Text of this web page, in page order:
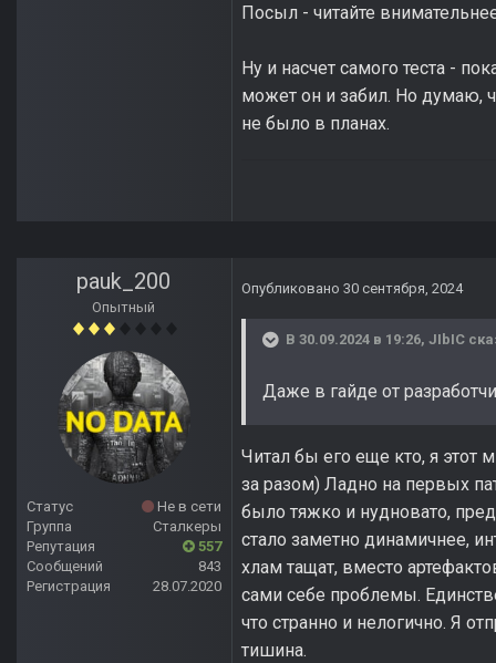
Посыл - читайте
Ну и насчет самого теста -
может он и забил. Но думаю,
не было в планах.
pauk_200
Опытный
Статус
Не в сети
Группа
Сталкеры
Репутация
557
Сообщений
843
Регистрация
28.07.2020
Опубликовано 30 сентября, 2024
В 30.09.2024 в 19:26, JIbIC
Даже в гайде от
Читал бы его еще кто, я этот
за разом) Ладно на первых
было тяжко и нудновато,
стало заметно динамичнее,
хлам тащат, вместо
сами себе проблемы.
что странно и нелогично. Я
тишина.